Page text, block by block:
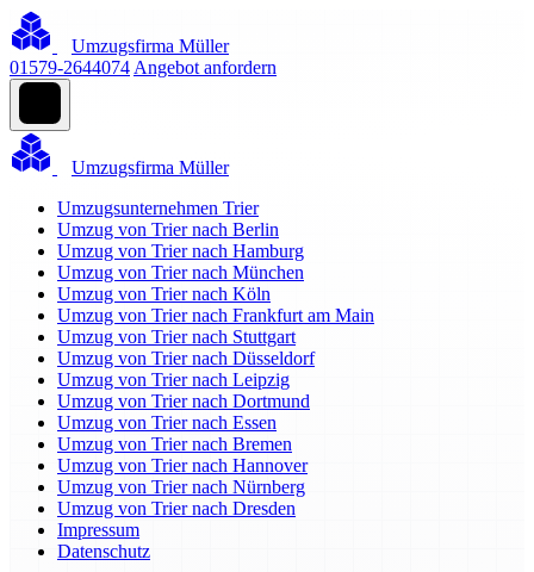
Umzugsfirma Müller
01579-2644074 Angebot anfordern
Umzugsfirma Müller
Umzugsunternehmen Trier
Umzug von Trier nach Berlin
Umzug von Trier nach Hamburg
Umzug von Trier nach München
Umzug von Trier nach Köln
Umzug von Trier nach Frankfurt am Main
Umzug von Trier nach Stuttgart
Umzug von Trier nach Düsseldorf
Umzug von Trier nach Leipzig
Umzug von Trier nach Dortmund
Umzug von Trier nach Essen
Umzug von Trier nach Bremen
Umzug von Trier nach Hannover
Umzug von Trier nach Nürnberg
Umzug von Trier nach Dresden
Impressum
Datenschutz